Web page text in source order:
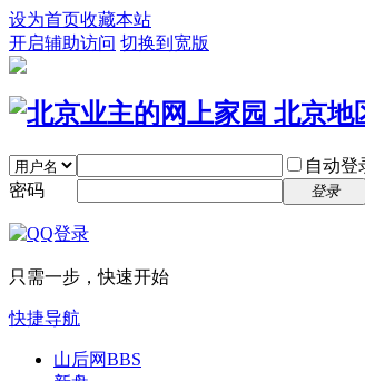
设为首页收藏本站
开启辅助访问 切换到宽版
自动登
密码
登录
只需一步，快速开始
快捷导航
山后网BBS